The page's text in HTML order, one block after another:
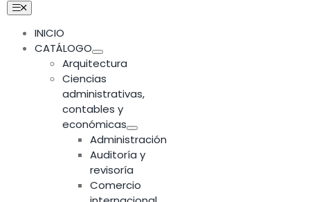
Skip
content
Toggle
Navigation
INICIO
CATÁLOGO
Arquitectura
Ciencias
administrativas,
contables y
económicas
Administración
Auditoría y
revisoría
Comercio